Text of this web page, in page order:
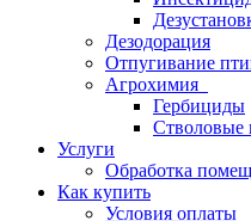
Дезодорация
Отпугивание
Агрохимия
Гербициды
Стволовые
Услуги
Обработка
Как купить
Условия оплаты